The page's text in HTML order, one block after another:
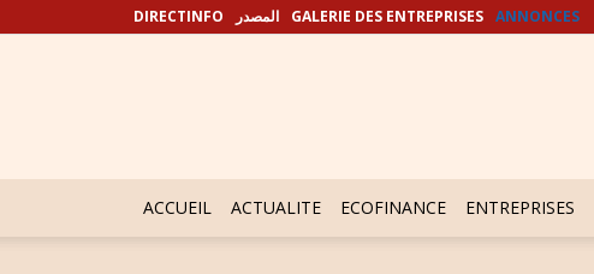
DIRECTINFO المصدر GALERIE DES ENTREPRISES ANNONCES
ACCUEIL ACTUALITE ECOFINANCE ENTREPRISES